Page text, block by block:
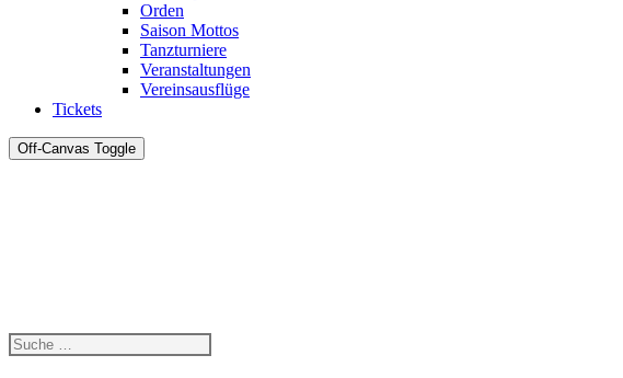
Orden
Saison Mottos
Tanzturniere
Veranstaltungen
Vereinsausflüge
Tickets
Off-Canvas Toggle